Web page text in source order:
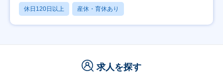
休日120日以上 産休・育休あり
求人を探す